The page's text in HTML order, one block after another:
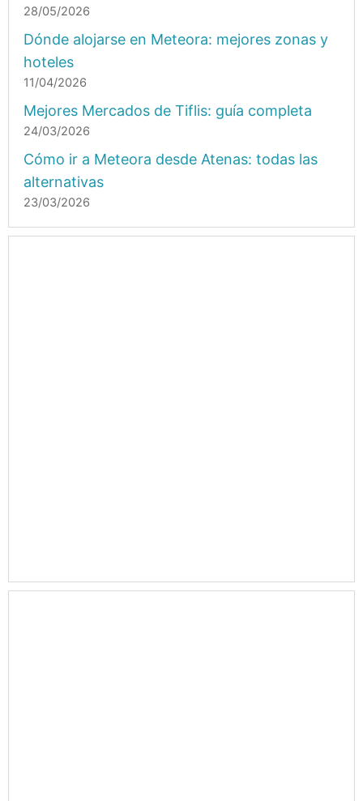
28/05/2026
Dónde alojarse en Meteora: mejores zonas y
hoteles
11/04/2026
Mejores Mercados de Tiflis: guía completa
24/03/2026
Cómo ir a Meteora desde Atenas: todas las
alternativas
23/03/2026